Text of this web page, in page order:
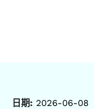
日期: 2026-06-08